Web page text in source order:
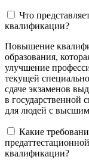
Что
квалификации?
Повышение
образования,
улучшение
текущей
сдаче экзаменов
в
для людей с
Какие
квалификации?